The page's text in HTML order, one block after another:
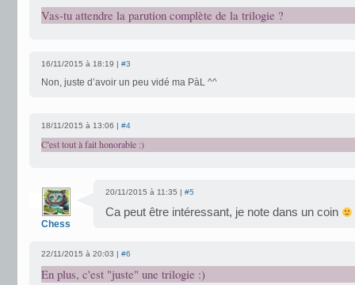
Vas-tu attendre la parution complète de la trilogie ?
16/11/2015 à 18:19 | #3
Non, juste d’avoir un peu vidé ma PàL ^^
18/11/2015 à 13:06 | #4
C'est tout à fait honorable :)
Chess
20/11/2015 à 11:35 | #5
Ca peut être intéressant, je note dans un coin
22/11/2015 à 20:03 | #6
En plus, c'est "juste" une trilogie :)